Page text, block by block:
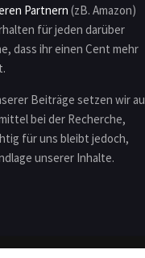
Partnern (zB. Amazon)
für jeden darüber
dass ihr einen Cent mehr
Beiträge setzen wir
bei der Recherche,
für uns bleibt jedoch,
unserer Inhalte.